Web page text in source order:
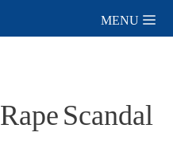
MENU
Rape Scandal